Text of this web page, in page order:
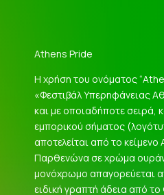
Athens Pride
Η χρήση του ονόματος
«Φεστιβάλ Υπερηφάνειας
και με οποιαδήποτε σειρά,
εμπορικού σήματος
αποτελείται από το κείμενο
Παρθενώνα σε χρώμα
μονόχρωμο απαγορεύεται
ειδική γραπτή άδεια από